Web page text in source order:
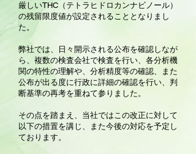
厳しいTHC（テトラヒドロカンナビノール）
の残留限度値が設定されることとなりまし
た。
弊社では、日々開示される公布を確認しなが
ら、複数の検査会社で検査を行い、各分析機
関の特性の理解や、分析精度等の確認、また
公布が出る度に行政に詳細の確認を行い、判
断基準の再考を重ねて参りました。
その点を踏まえ、当社ではこの改正に対して
以下の措置を講じ、また今後の対応を予定し
ております。